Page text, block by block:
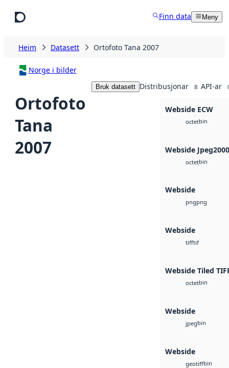
Finn data Meny
Heim Datasett Ortofoto Tana 2007
Norge i bilder
Ortofoto
Tana
2007
Bruk datasett Distribusjonar 8 API-ar
Webside ECW
octetbin
Webside Jpeg2000
octetbin
Webside
pngpng
Webside
tifftif
Webside Tiled
octetbin
Webside
jpegbin
Webside
geotiffbin